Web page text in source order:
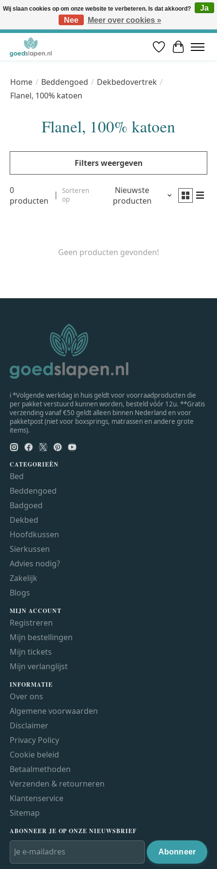
Vóór 12u besteld, volgende werkdag in huis* | Gratis verzending vanaf €50 | Professioneel slaapadvies
Verlanglijst
Home / Beddengoed / Dekbedovertrek /
Flanel, 100% katoen
Flanel, 100% katoen
Filters weergeven
0
producten
Sorteren
op
Nieuwste
producten
Geen producten gevonden!
ℹ *Volgende werkdag in huis geldt voor voorraadproducten die
per pakket verstuurd kunnen worden, besteld vóór 12u. **Gratis
verzending vanaf €50 geldt alleen binnen Nederland en voor
pakketpost (niet voor boxsprings, matrassen en andere grote
items).
CATEGORIEËN
Bed
Beddengoed
Badgoed
Dekbed
Hoofdkussen
Sierkussen
Advies nodig?
Zakelijk
Blogs
MIJN ACCOUNT
Registreren
Mijn bestellingen
Mijn tickets
Mijn verlanglijst
INFORMATIE
Over ons
Algemene voorwaarden
Disclaimer
Privacy Policy
Cookie beleid
Betaalmethoden
Verzenden & retourneren
Klantenservice
Sitemap
ABONNEER JE OP ONZE NIEUWSBRIEF
Abonneer
Wij slaan cookies op om onze website te verbeteren. Is dat akkoord?
Ja
Nee
Meer over cookies »